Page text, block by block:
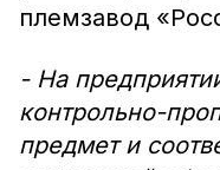
племзавод
- На
контрольно-
предмет и